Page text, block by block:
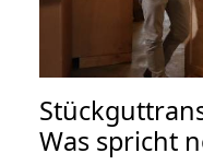
Was spricht